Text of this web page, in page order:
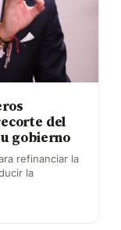
del
gobierno
refinanciar la
la